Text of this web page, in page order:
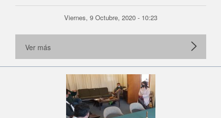
Viernes, 9 Octubre, 2020 - 10:23
Ver más